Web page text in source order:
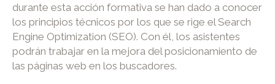
durante esta acción formativa se han dado a conocer
los principios técnicos por los que se rige el Search
Engine Optimization (SEO). Con él, los asistentes
podrán trabajar en la mejora del posicionamiento de
las páginas web en los buscadores.